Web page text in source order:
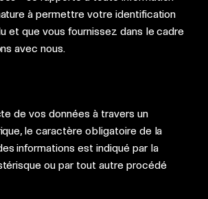
à permettre votre identification
et que vous fournissez dans le cadre
avec nous.
de vos données à travers un
le caractère obligatoire de la
informations est indiqué par la
ou par tout autre procédé